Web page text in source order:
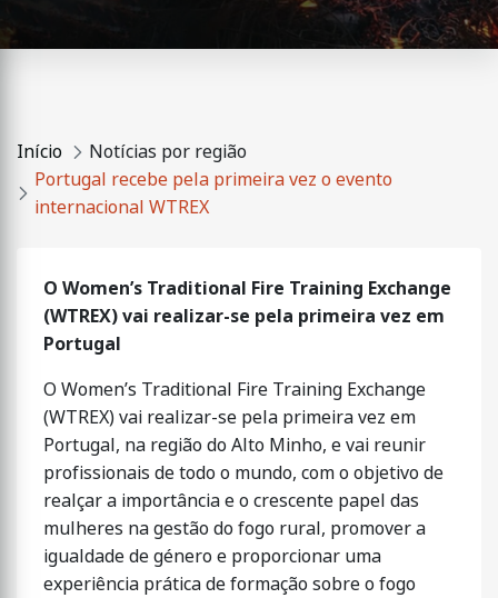
Início
Notícias por região
Portugal recebe pela primeira vez o evento
internacional WTREX
O Women’s Traditional Fire Training Exchange
(WTREX) vai realizar-se pela primeira vez em
Portugal
O Women’s Traditional Fire Training Exchange
(WTREX) vai realizar-se pela primeira vez em
Portugal, na região do Alto Minho, e vai reunir
profissionais de todo o mundo, com o objetivo de
realçar a importância e o crescente papel das
mulheres na gestão do fogo rural, promover a
igualdade de género e proporcionar uma
experiência prática de formação sobre o fogo